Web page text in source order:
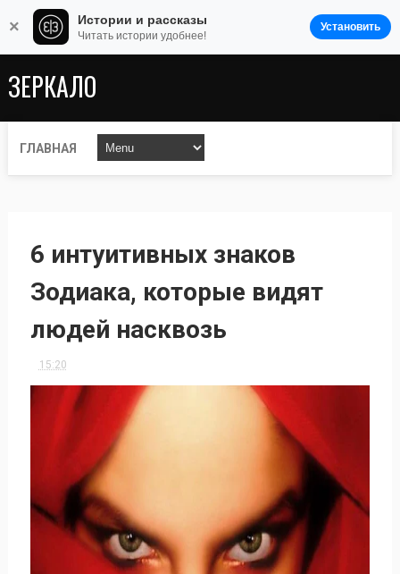
ЗЕРКАЛО
ГЛАВНАЯ
6 интуитивных знаков
Зодиака, которые видят
людей насквозь
15:20
× Истории и рассказы
Читать истории удобнее!
Установить